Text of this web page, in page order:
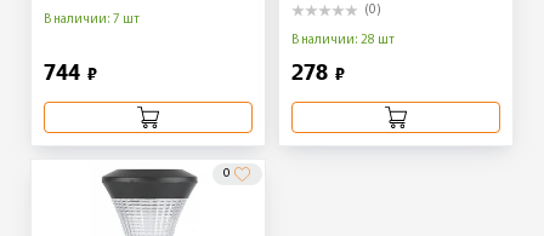
В наличии: 7 шт
744 ₽
(0)
В наличии: 28 шт
278 ₽
0